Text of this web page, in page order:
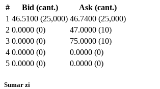
# Bid (cant.)
Ask (cant.)
1 46.5100 (25,000) 46.7400 (25,000)
2 0.0000 (0)
47.0000 (10)
3 0.0000 (0)
75.0000 (10)
4 0.0000 (0)
0.0000 (0)
5 0.0000 (0) 0.0000 (0)
Sumar zi